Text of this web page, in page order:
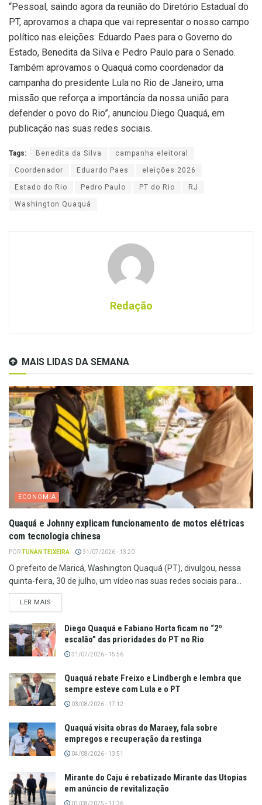
“Pessoal, saindo agora da reunião do Diretório Estadual do
PT, aprovamos a chapa que vai representar o nosso campo
político nas eleições: Eduardo Paes para o Governo do
Estado, Benedita da Silva e Pedro Paulo para o Senado.
Também aprovamos o Quaquá como coordenador da
campanha do presidente Lula no Rio de Janeiro, uma
missão que reforça a importância da nossa união para
defender o povo do Rio”, anunciou Diego Quaquá, em
publicação nas suas redes sociais.
Tags: Benedita da Silva campanha eleitoral
Coordenador Eduardo Paes eleições 2026
Estado do Rio Pedro Paulo PT do Rio RJ
Washington Quaquá
Redação
MAIS LIDAS DA SEMANA
ECONOMIA
Quaquá e Johnny explicam funcionamento de motos elétricas
com tecnologia chinesa
PORTUNAN TEIXEIRA 31/07/2026 - 13:20
O prefeito de Maricá, Washington Quaquá (PT), divulgou, nessa
quinta-feira, 30 de julho, um vídeo nas suas redes sociais para...
LER MAIS
Diego Quaquá e Fabiano Horta ficam no “2º
escalão” das prioridades do PT no Rio
31/07/2026 - 15:56
Quaquá rebate Freixo e Lindbergh e lembra que
sempre esteve com Lula e o PT
03/08/2026 - 17:12
Quaquá visita obras do Maraey, fala sobre
empregos e recuperação da restinga
04/08/2026 - 13:51
Mirante do Caju é rebatizado Mirante das Utopias
em anúncio de revitalização
01/08/2025 - 11:36